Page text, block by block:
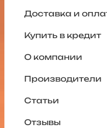
Доставка и
Купить в кредит
О компании
Производители
Статьи
Отзывы